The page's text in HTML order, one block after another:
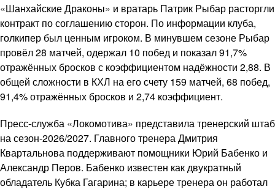
«Шанхайские Драконы» и вратарь Патрик Рыбар расторгли
контракт по соглашению сторон. По информации клуба,
голкипер был ценным игроком. В минувшем сезоне Рыбар
провёл 28 матчей, одержал 10 побед и показал 91,7%
отражённых бросков с коэффициентом надёжности 2,88. В
общей сложности в КХЛ на его счету 159 матчей, 68 побед,
91,4% отражённых бросков и 2,74 коэффициент.
Пресс-служба «Локомотива» представила тренерский штаб
на сезон-2026/2027. Главного тренера Дмитрия
Квартальнова поддерживают помощники Юрий Бабенко и
Александр Перов. Бабенко известен как двукратный
обладатель Кубка Гагарина; в карьере тренера он работал